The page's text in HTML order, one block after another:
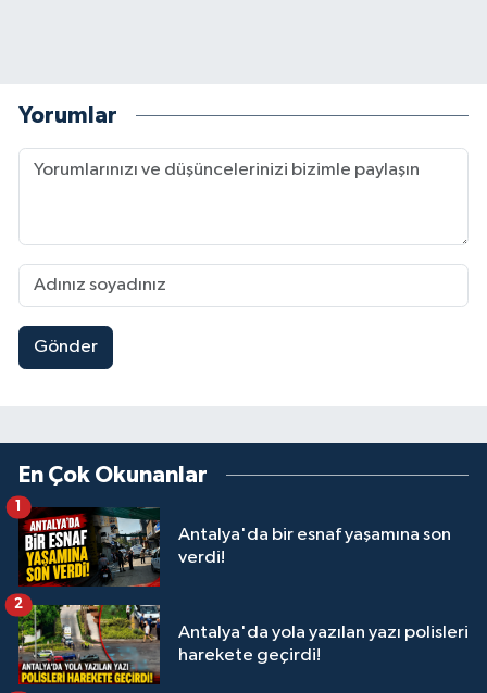
Yorumlar
Gönder
En Çok Okunanlar
Antalya'da bir esnaf yaşamına son
verdi!
1
Antalya'da yola yazılan yazı polisleri
harekete geçirdi!
2